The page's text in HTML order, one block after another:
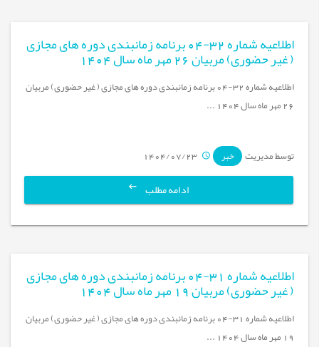
اطلاعیه شماره 32-04 برنامه زمانبندی دوره های مجازی
( غیر حضوری) مربیان 26 مهر ماه سال 1404
اطلاعیه شماره 32-04 برنامه زمانبندی دوره های مجازی ( غیر حضوری) مربیان
26 مهر ماه سال 1404 ...
توسط مدیریت خبر 1404/07/23
ادامه مطلب
اطلاعیه شماره 31-04 برنامه زمانبندی دوره های مجازی
( غیر حضوری) مربیان 19 مهر ماه سال 1404
اطلاعیه شماره 31-04 برنامه زمانبندی دوره های مجازی ( غیر حضوری) مربیان
19 مهر ماه سال 1404 ...